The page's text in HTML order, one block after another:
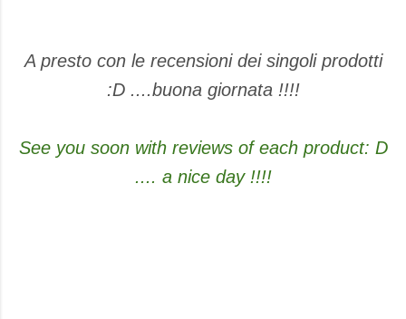
A presto con le recensioni dei singoli prodotti
:D ....buona giornata !!!!
See you soon with reviews of each product: D
.... a nice day !!!!